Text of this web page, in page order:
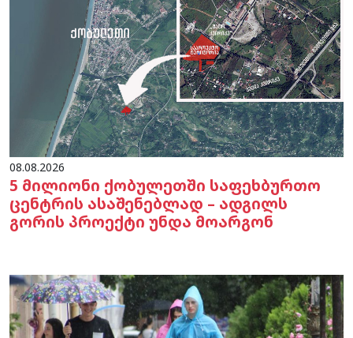
08.08.2026
5 მილიონი ქობულეთში საფეხბურთო
ცენტრის ასაშენებლად – ადგილს
გორის პროექტი უნდა მოარგონ